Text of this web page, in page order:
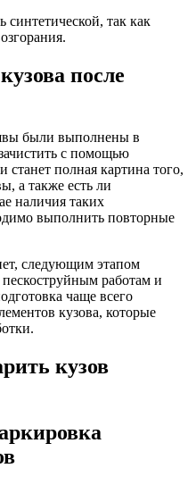
так как
после
были выполнены в
с помощью
станет полная картина того,
а также есть ли
наличия таких
выполнить повторные
следующим этапом
пескоструйным работам и
чаще всего
кузова, которые
кузов